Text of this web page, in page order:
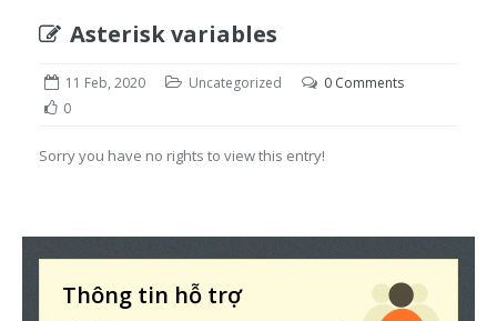
Asterisk variables
11 Feb, 2020 Uncategorized
0 Comments
0
Sorry you have no rights to view this entry!
Thông tin hỗ trợ